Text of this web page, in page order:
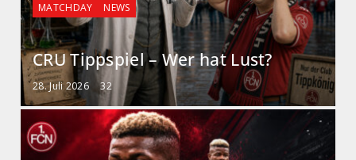
MATCHDAY NEWS
CRU Tippspiel – Wer hat Lust?
28. Juli 2026 32